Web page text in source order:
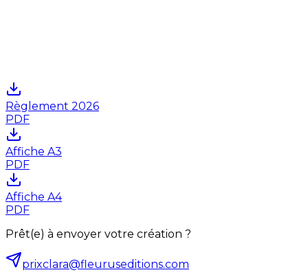
Règlement 2026
PDF
Affiche A3
PDF
Affiche A4
PDF
Prêt(e) à envoyer votre création ?
prixclara@fleuruseditions.com